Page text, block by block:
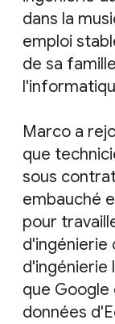
dans la
emploi
de sa
Marco a
que
sous
embauché
pour
d'ingénierie
d'ingénierie
que
données